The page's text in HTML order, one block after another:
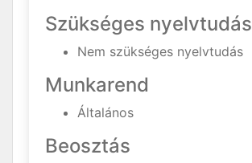
Szükséges nyelvtudás
Nem szükséges nyelvtudás
Munkarend
Általános
Beosztás